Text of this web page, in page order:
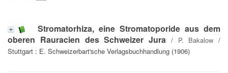
Stromatorhiza, eine Stromatoporide aus dem
oberen Rauracien des Schweizer Jura / P. Bakalow /
Stuttgart : E. Schweizerbart'sche Verlagsbuchhandlung (1906)